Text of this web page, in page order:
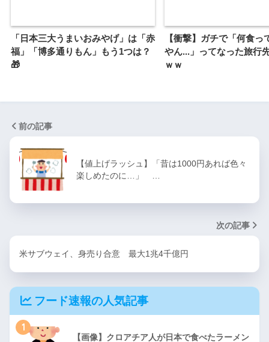
「日本三大うまいおみやげ」は「赤
福」「博多通りもん」もう1つは？
🎁
【衝撃】ガチで「何食っ
やん...」ってなった旅行
ｗｗ
前の記事
【値上げラッシュ】「昔は1000円あれば色々
楽しめたのに…」 …
次の記事
米サブウェイ、身売り合意 最大1兆4千億円
フード速報の人気記事
1
【画像】クロアチア人が日本で食べたラーメン